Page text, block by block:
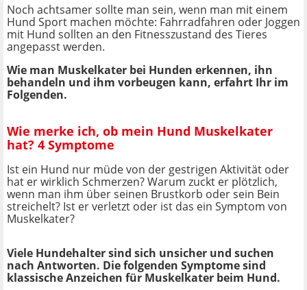
Noch achtsamer sollte man sein, wenn man mit einem
Hund Sport machen möchte: Fahrradfahren oder Joggen
mit Hund sollten an den Fitnesszustand des Tieres
angepasst werden.
Wie man Muskelkater bei Hunden erkennen, ihn
behandeln und ihm vorbeugen kann, erfahrt Ihr im
Folgenden.
Wie merke ich, ob mein Hund Muskelkater
hat? 4 Symptome
Ist ein Hund nur müde von der gestrigen Aktivität oder
hat er wirklich Schmerzen? Warum zuckt er plötzlich,
wenn man ihm über seinen Brustkorb oder sein Bein
streichelt? Ist er verletzt oder ist das ein Symptom von
Muskelkater?
Viele Hundehalter sind sich unsicher und suchen
nach Antworten. Die folgenden Symptome sind
klassische Anzeichen für Muskelkater beim Hund.